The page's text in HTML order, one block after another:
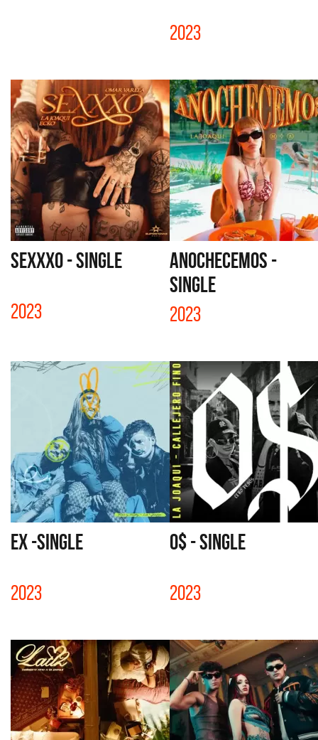
2023
SEXXXO - SINGLE
2023
ANOCHECEMOS -
SINGLE
2023
EX -SINGLE
2023
0$ - SINGLE
2023